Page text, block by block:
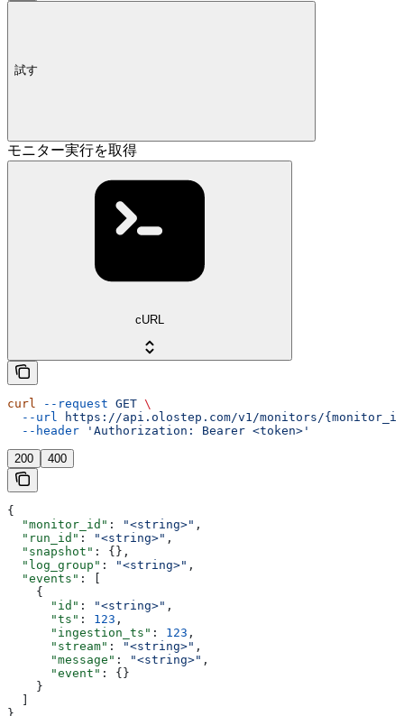
試す
モニター実行を取得
cURL
curl --request GET \
  --url
https://api.olostep.com/v1/monitors/
  --header
'Authorization: Bearer <token>'
200 400
{
  "monitor_id"
: "<string>" ,
  "run_id"
: "<string>" ,
  "snapshot"
: {},
  "log_group"
: "<string>" ,
  "events"
: [
    {
      "id"
: "<string>" ,
      "ts"
: 123 ,
      "ingestion_ts"
: 123 ,
      "stream"
: "<string>" ,
      "message"
: "<string>" ,
      "event"
: {}
    }
  ]
}